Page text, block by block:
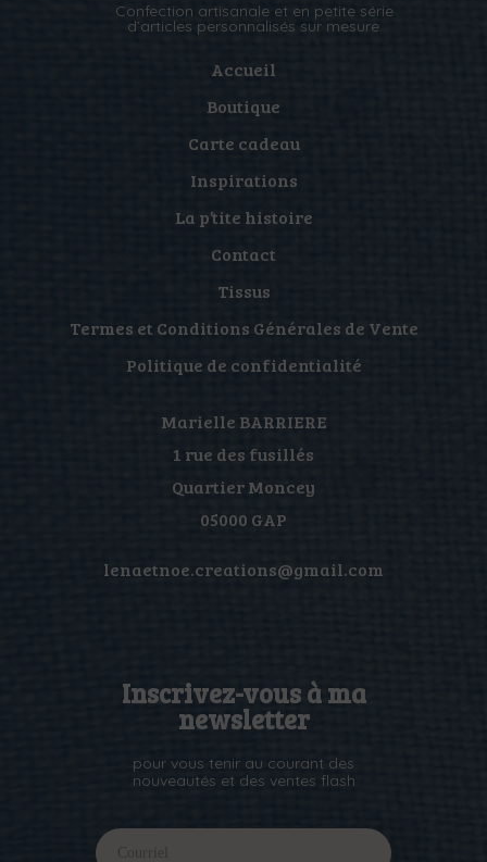
Confection artisanale et en petite série
d’articles personnalisés sur mesure.
Accueil
Boutique
Carte cadeau
Inspirations
La p’tite histoire
Contact
Tissus
Termes et Conditions Générales de Vente
Politique de confidentialité
Marielle BARRIERE
1 rue des fusillés
Quartier Moncey
05000 GAP
lenaetnoe.creations@gmail.com
Inscrivez-vous à ma
newsletter
pour vous tenir au courant des
nouveautés et des ventes flash
I